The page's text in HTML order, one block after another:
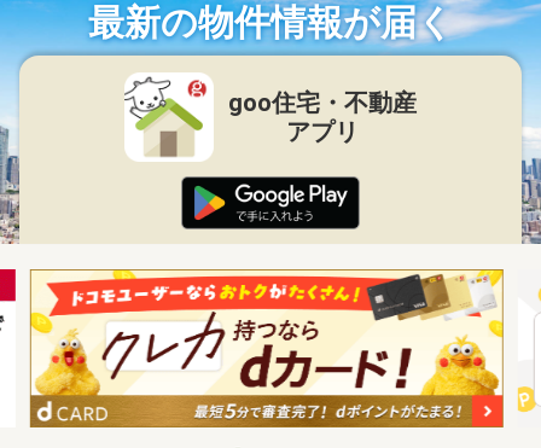
最新の物件情報が届く
goo住宅・不動産
アプリ